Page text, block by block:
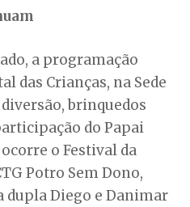
a programação
das Crianças, na Sede
brinquedos
do Papai
o Festival da
Potro Sem Dono,
dupla Diego e Danimar